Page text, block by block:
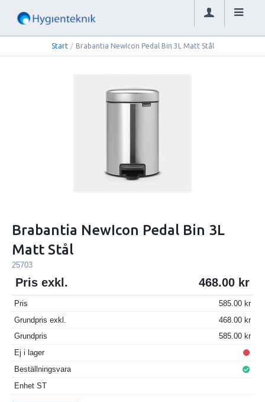
Start / Brabantia NewIcon Pedal Bin 3L Matt Stål
Brabantia NewIcon Pedal Bin 3L
Matt Stål
25703
Pris exkl. 468.00
Pris
585.00
Grundpris exkl.
468.00
Grundpris
585.00
Ej i lager
Beställningsvara
Enhet ST